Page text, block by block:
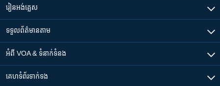
រៀន​​អង់គ្លេស
ទទួល​ព័ត៌មាន​តាម
អំពី​ VOA & ទំនាក់ទំនង
គេហទំព័រ​​ទាក់ទង